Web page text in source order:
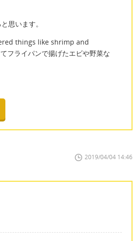
思います。
things like shrimp and
ライパンで揚げたエビや野菜な
2019/04/04 14:46